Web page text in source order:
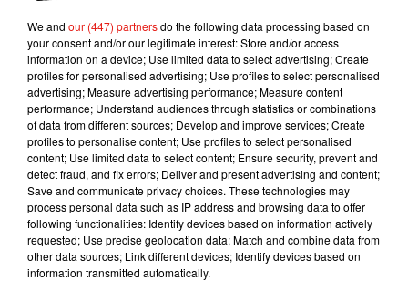
5 août 2026
Benny Blanco invite Selena Gomez et
Becky G sur son nouveau single
31 juillet 2026
Escapade à
+ DE MUSIQUE
Mundo Latino
We and our (447) partnersdo the following data processing based on
your consent and/or our legitimate interest: Store and/or access
information on a device; Use limited data to select advertising; Create
profiles for personalised advertising; Use profiles to select personalised
advertising; Measure advertising performance; Measure content
performance; Understand audiences through statistics or combinations
of data from different sources; Develop and improve services; Create
profiles to personalise content; Use profiles to select personalised
content; Use limited data to select content; Ensure security, prevent and
detect fraud, and fix errors; Deliver and present advertising and content;
Save and communicate privacy choices. These technologies may
process personal data such as IP address and browsing data to offer
following functionalities: Identify devices based on information actively
requested; Use precise geolocation data; Match and combine data from
other data sources; Link different devices; Identify devices based on
information transmitted automatically.